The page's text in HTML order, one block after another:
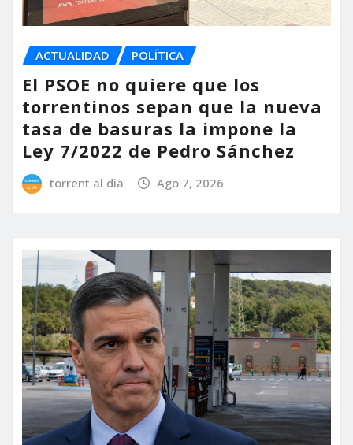
ACTUALIDAD POLÍTICA
El PSOE no quiere que los
torrentinos sepan que la nueva
tasa de basuras la impone la
Ley 7/2022 de Pedro Sánchez
torrent al dia Ago 7, 2026